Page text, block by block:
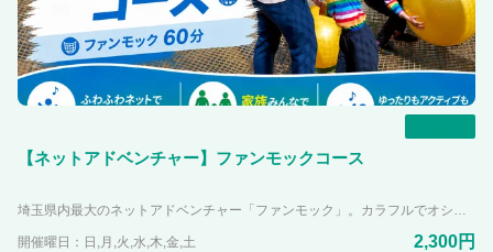
【ネットアドベンチャー】ファンモックコース
埼玉県内最大のネットアドベンチャー「ファンモック」。カラフルでオシャレなデザインのネットアドベンチャーは関東近郊でPANZA宮沢湖だけ！！ 体験して楽しむだけでなく、写真映えもする施設「映え冒険スポット」として生まれ変わりました。 2歳から体験可能で、もちろん大人も全力で遊んでOK！！ 年齢関係なく楽しんでいただけます。 4つある部屋でそれぞれの楽しみ方ができたり、みんなで遊べる楽しみ方をスタッフが教えます！!
開催曜日：日,月,火,水,木,金,土 2,300円